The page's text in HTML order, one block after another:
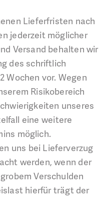
Lieferfristen nach
jederzeit möglicher
Versand behalten wir
des schriftlich
vor. Wegen
Risikobereich
unseres
eine weitere
möglich.
uns bei Lieferverzug
werden, wenn der
Verschulden
hierfür trägt der